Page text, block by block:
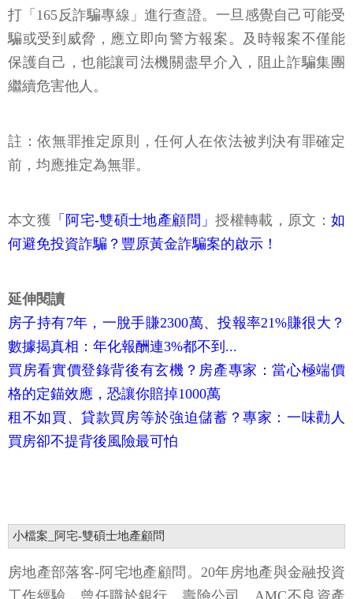
打「165反詐騙專線」進行查證。一旦感覺自己可能受
騙或受到威脅，應立即向警方報案。及時報案不僅能
保護自己，也能讓司法機關盡早介入，阻止詐騙集團
繼續危害他人。
註：依無罪推定原則，任何人在依法被判決有罪確定
前，均應推定為無罪。
本文獲 「阿宅-雙碩士地產顧問」授權轉載，原文：如
何避免投資詐騙？豐原黃金詐騙案的啟示！
延伸閱讀
房子持有7年，一脫手賺2300萬、投報率21%賺很大？
數據揭真相：年化報酬連3%都不到...
買房看實價登錄背後有玄機？房產專家：當心極端價
格的定錨效應，恐讓你賠掉1000萬
租不如買、貸款買房等於強迫儲蓄？專家：一味勸人
買房卻不提背後風險最可怕
小檔案_阿宅-雙碩士地產顧問
房地產部落客-阿宅地產顧問。20年房地產與金融投資
工作經驗，曾任職於銀行、壽險公司、AMC不良資產